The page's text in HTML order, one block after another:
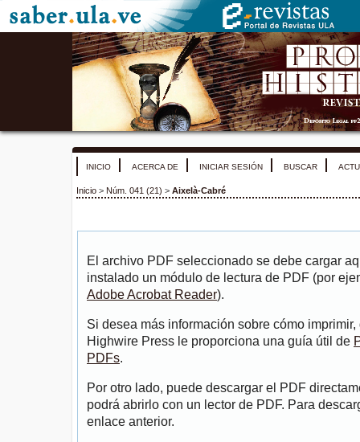
INICIO ACERCA DE INICIAR SESIÓN BUSCAR
Inicio > Núm. 041 (21) > Aixelà-Cabré
El archivo PDF seleccionado se debe cargar
instalado un módulo de lectura de PDF (por
Adobe Acrobat Reader).
Si desea más información sobre cómo
Highwire Press le proporciona una guía útil de
PDFs.
Por otro lado, puede descargar el PDF
podrá abrirlo con un lector de PDF. Para
enlace anterior.